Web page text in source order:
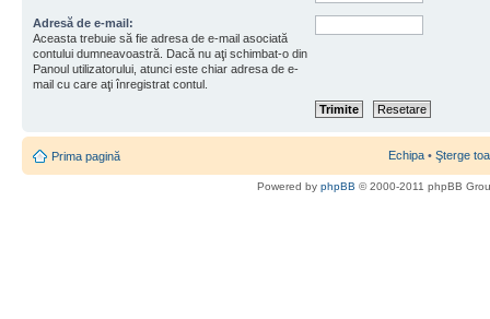
Adresă de e-mail:
Aceasta trebuie să fie adresa de e-mail asociată
contului dumneavoastră. Dacă nu aţi schimbat-o din
Panoul utilizatorului, atunci este chiar adresa de e-
mail cu care aţi înregistrat contul.
Prima pagină Echipa • Şterge
Powered by phpBB © 2000-2011 phpBB